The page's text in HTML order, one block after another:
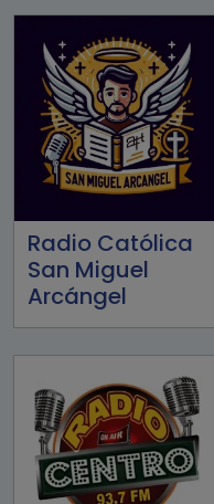
Radio Católica
San Miguel
Arcángel